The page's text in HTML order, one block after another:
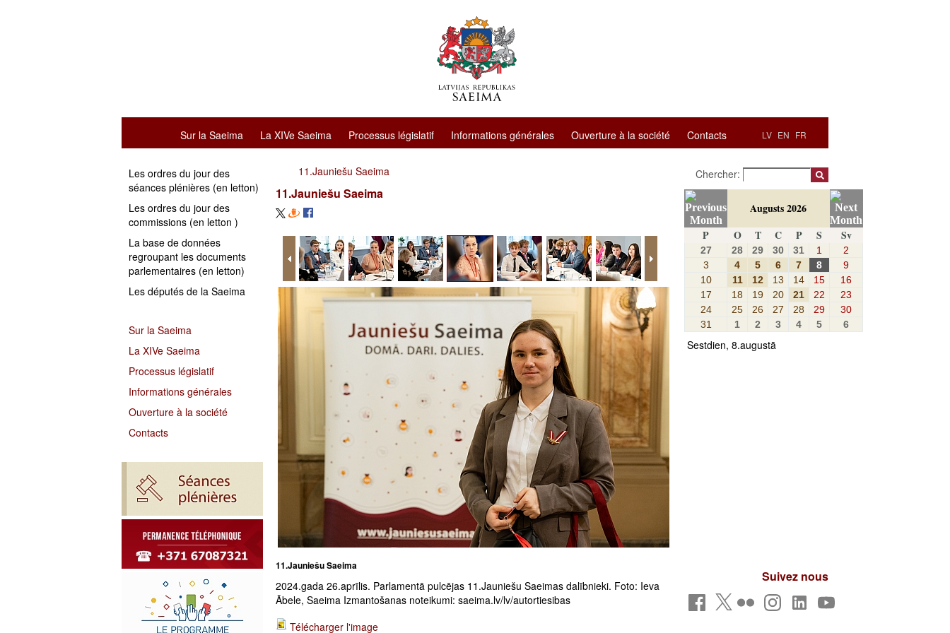
LV EN FR
Sur la Saeima La XIVe Saeima Processus législatif Informations générales Ouverture à la société Contacts
Les ordres du jour des
séances plénières (en letton)
Les ordres du jour des
commissions (en letton )
La base de données
regroupant les documents
parlementaires (en letton)
Les députés de la Saeima
Sur la Saeima
La XIVe Saeima
Processus législatif
Informations générales
Ouverture à la société
Contacts
11.Jauniešu Saeima
11.Jauniešu Saeima
11.Jauniešu Saeima
2024.gada 26.aprīlis. Parlamentā pulcējas 11.Jauniešu Saeimas dalībnieki. Foto: Ieva
Ābele, Saeima Izmantošanas noteikumi: saeima.lv/lv/autortiesibas
Télécharger l'image
Chercher:
Augusts 2026
P
O T C P S Sv
27 28 29 30 31 1
2
3
4 5 6 7 8
9
10
11 12 13 14 15
16
17
18 19 20 21 22
23
24
25 26 27 28 29
30
31
1 2 3 4 5 6
Sestdien, 8.augustā
Suivez nous